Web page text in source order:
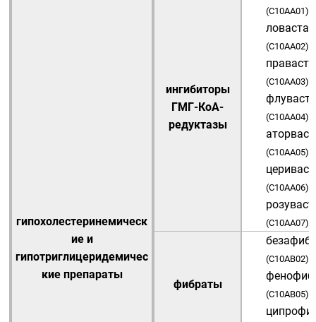
гипохолестеринемическ
ие и
гипотриглицеридемичес
кие препараты
ингибиторы
ГМГ-КоА-
редуктазы
(C10AA01)
(C10AA02)
(C10AA03)
(C10AA04)
(C10AA05)
(C10AA06)
(C10AA07)
фибраты
(C10AB02)
(C10AB05)